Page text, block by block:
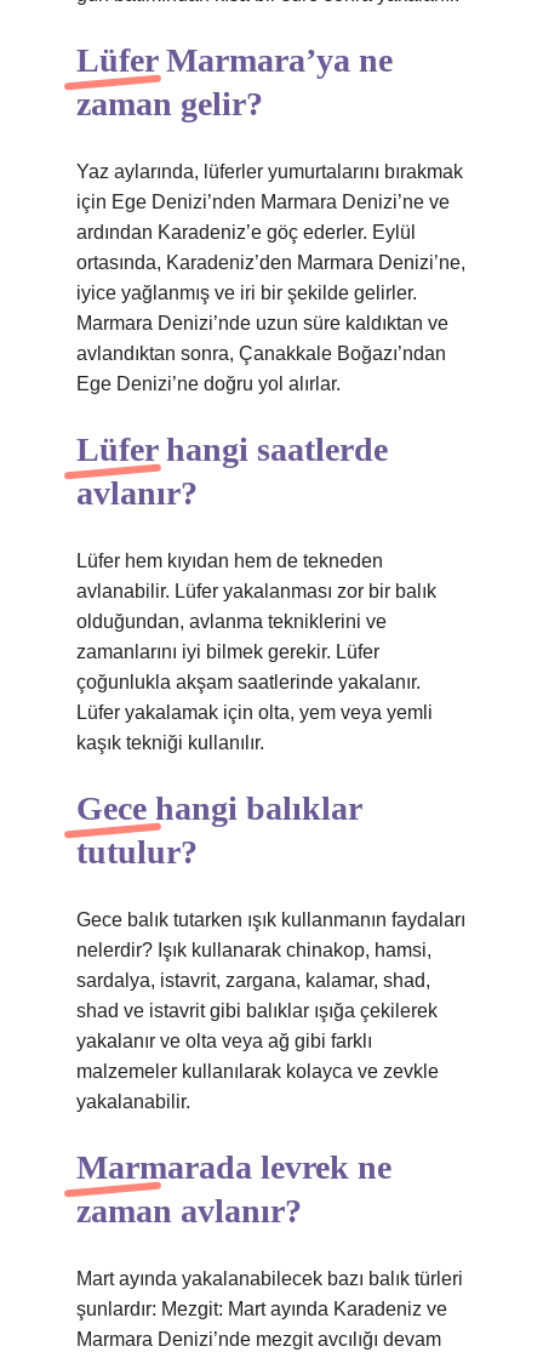
Lüfer Marmara’ya ne
zaman gelir?
Yaz aylarında, lüferler yumurtalarını bırakmak
için Ege Denizi’nden Marmara Denizi’ne ve
ardından Karadeniz’e göç ederler. Eylül
ortasında, Karadeniz’den Marmara Denizi’ne,
iyice yağlanmış ve iri bir şekilde gelirler.
Marmara Denizi’nde uzun süre kaldıktan ve
avlandıktan sonra, Çanakkale Boğazı’ndan
Ege Denizi’ne doğru yol alırlar.
Lüfer hangi saatlerde
avlanır?
Lüfer hem kıyıdan hem de tekneden
avlanabilir. Lüfer yakalanması zor bir balık
olduğundan, avlanma tekniklerini ve
zamanlarını iyi bilmek gerekir. Lüfer
çoğunlukla akşam saatlerinde yakalanır.
Lüfer yakalamak için olta, yem veya yemli
kaşık tekniği kullanılır.
Gece hangi balıklar
tutulur?
Gece balık tutarken ışık kullanmanın faydaları
nelerdir? Işık kullanarak chinakop, hamsi,
sardalya, istavrit, zargana, kalamar, shad,
shad ve istavrit gibi balıklar ışığa çekilerek
yakalanır ve olta veya ağ gibi farklı
malzemeler kullanılarak kolayca ve zevkle
yakalanabilir.
Marmarada levrek ne
zaman avlanır?
Mart ayında yakalanabilecek bazı balık türleri
şunlardır: Mezgit: Mart ayında Karadeniz ve
Marmara Denizi’nde mezgit avcılığı devam